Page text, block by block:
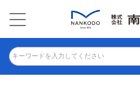
キーワードを入力してください